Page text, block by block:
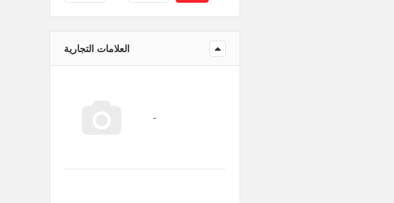
العلامات التجارية